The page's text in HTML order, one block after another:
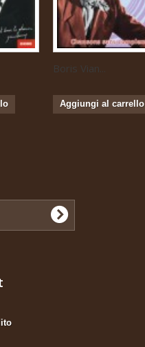
Boris Vian...
Aggiungi al carrello